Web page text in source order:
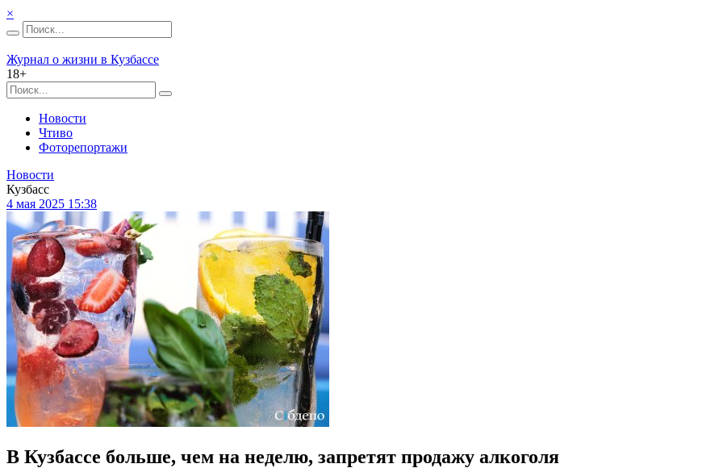
×
Журнал о жизни в Кузбассе
18+
Новости
Чтиво
Фоторепортажи
Новости
Кузбасс
4 мая 2025 15:38
В Кузбассе больше, чем на неделю, запретят продажу алкоголя